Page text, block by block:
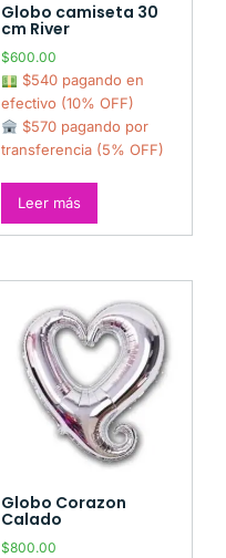
Globo camiseta 30
cm River
$600.00
$540 pagando en
efectivo (10% OFF)
$570 pagando por
transferencia (5% OFF)
Leer más
Globo Corazon
Calado
$800.00